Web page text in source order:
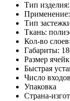
Тип изделия:
Применение:
Тип
Ткань:
Кол-во
Габариты:
Размер
Быстрая
Число
Упаковка
Страна-